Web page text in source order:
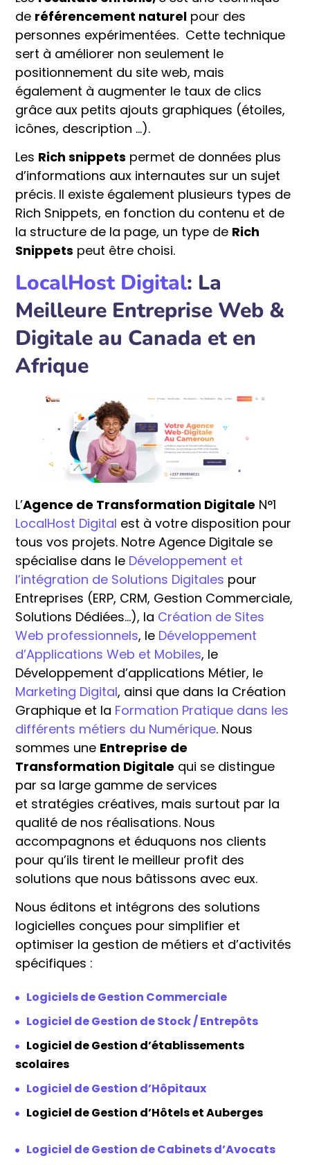
de référencement naturel pour des
personnes expérimentées. Cette technique
sert à améliorer non seulement le
positionnement du site web, mais
également à augmenter le taux de clics
grâce aux petits ajouts graphiques (étoiles,
icônes, description …).
Les Rich snippets permet de données plus
d’informations aux internautes sur un sujet
précis. Il existe également plusieurs types de
Rich Snippets, en fonction du contenu et de
la structure de la page, un type de Rich
Snippets peut être choisi.
LocalHost Digital: La
Meilleure Entreprise Web &
Digitale au Canada et en
Afrique
L’Agence de Transformation Digitale N°1
LocalHost Digital est à votre disposition pour
tous vos projets. Notre Agence Digitale se
spécialise dans le Développement et
l’intégration de Solutions Digitales pour
Entreprises (ERP, CRM, Gestion Commerciale,
Solutions Dédiées…), la Création de Sites
Web professionnels, le Développement
d’Applications Web et Mobiles, le
Développement d’applications Métier, le
Marketing Digital, ainsi que dans la Création
Graphique et la Formation Pratique dans les
différents métiers du Numérique. Nous
sommes une Entreprise de
Transformation Digitale qui se distingue
par sa large gamme de services
et stratégies créatives, mais surtout par la
qualité de nos réalisations. Nous
accompagnons et éduquons nos clients
pour qu’ils tirent le meilleur profit des
solutions que nous bâtissons avec eux.
Nous éditons et intégrons des solutions
logicielles conçues pour simplifier et
optimiser la gestion de métiers et d’activités
spécifiques :
Logiciels de Gestion Commerciale
Logiciel de Gestion de Stock / Entrepôts
Logiciel de Gestion d’établissements
scolaires
Logiciel de Gestion d’Hôpitaux
Logiciel de Gestion d’Hôtels et Auberges
Logiciel de Gestion de Cabinets d’Avocats